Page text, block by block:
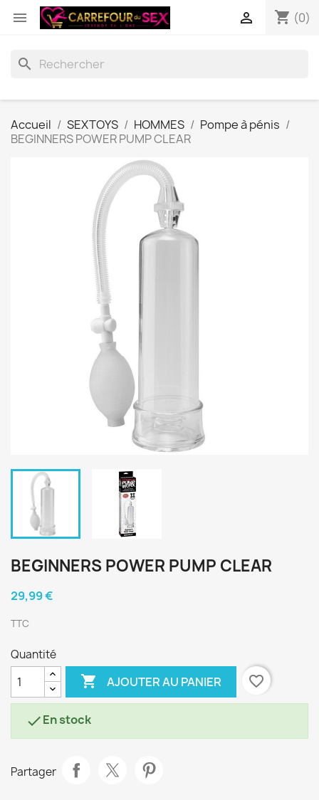
 shopping_cart (0)

search
Accueil SEXTOYS HOMMES
Pompe à pénis
BEGINNERS POWER PUMP CLEAR
BEGINNERS POWER PUMP CLEAR
29,99 €
TTC
Quantité
 AJOUTER AU PANIER favorite_border
En stock
Partager